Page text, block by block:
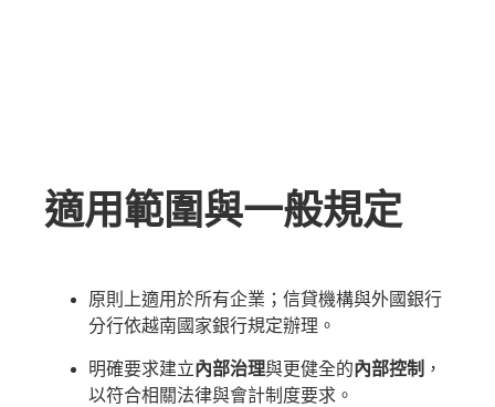
適用範圍與一般規定
原則上適用於所有企業；信貸機構與外國銀行
分行依越南國家銀行規定辦理。
明確要求建立內部治理與更健全的內部控制 ，
以符合相關法律與會計制度要求。